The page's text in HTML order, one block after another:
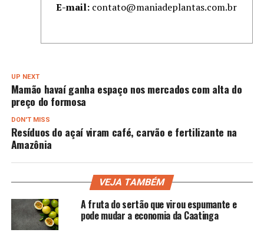
E-mail: contato@maniadeplantas.com.br
UP NEXT
Mamão havaí ganha espaço nos mercados com alta do
preço do formosa
DON'T MISS
Resíduos do açaí viram café, carvão e fertilizante na
Amazônia
VEJA TAMBÉM
A fruta do sertão que virou espumante e
pode mudar a economia da Caatinga